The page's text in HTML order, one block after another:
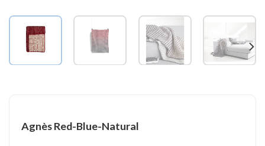
Agnès Red-Blue-Natural